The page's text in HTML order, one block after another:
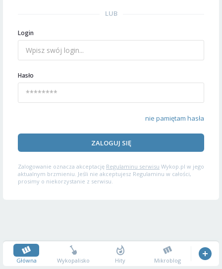
LUB
Login
Hasło
nie pamiętam hasła
ZALOGUJ SIĘ
Zalogowanie oznacza akceptację Regulaminu serwisu Wykop.pl w jego
aktualnym brzmieniu. Jeśli nie akceptujesz Regulaminu w całości,
prosimy o niekorzystanie z serwisu.
Główna Wykopalisko Hity Mikroblog